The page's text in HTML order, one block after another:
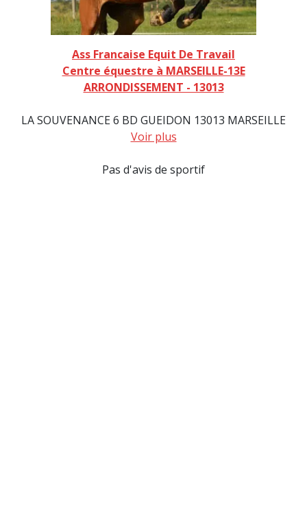
Ass Francaise Equit De Travail
Centre équestre à MARSEILLE-13E
ARRONDISSEMENT - 13013
LA SOUVENANCE 6 BD GUEIDON 13013 MARSEILLE
Voir plus
Pas d'avis de sportif